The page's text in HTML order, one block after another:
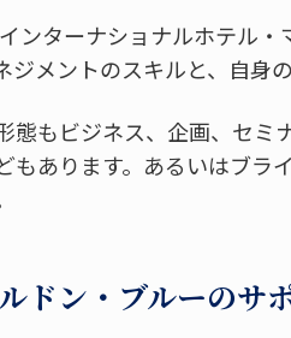
ンターナショナルホテル
ジメントのスキルと、自身
態もビジネス、企画、セミ
もあります。あるいはブラ
ドン・ブルーのサ